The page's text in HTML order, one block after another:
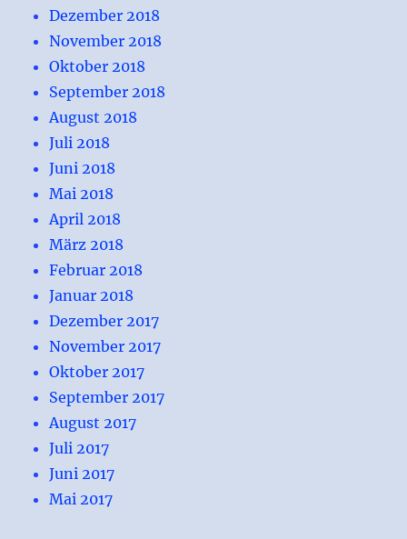
Dezember 2018
November 2018
Oktober 2018
September 2018
August 2018
Juli 2018
Juni 2018
Mai 2018
April 2018
März 2018
Februar 2018
Januar 2018
Dezember 2017
November 2017
Oktober 2017
September 2017
August 2017
Juli 2017
Juni 2017
Mai 2017